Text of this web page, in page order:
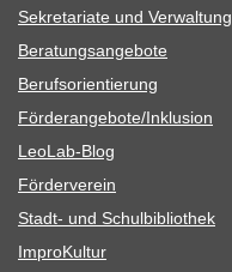
Sekre­ta­riate und Verwaltung
Bera­tungs­an­ge­bote
Berufs­ori­en­tie­rung
Förderangebote/​​Inklusion
Leo­Lab-Blog
För­der­ver­ein
Stadt- und Schulbibliothek
Impro­Kul­tur